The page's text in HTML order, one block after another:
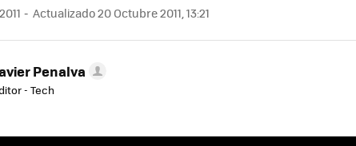
Actualizado 20 Octubre 2011, 13:21
Penalva
- Tech